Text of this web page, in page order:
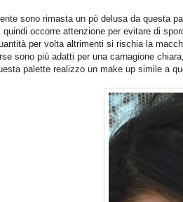
sono rimasta un pò delusa da questa
quindi occorre attenzione per evitare di
per volta altrimenti si rischia la
sono più adatti per una carnagione
palette realizzo un make up simile a